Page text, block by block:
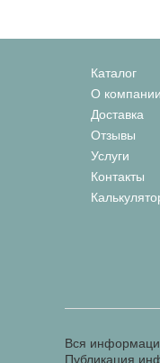
Каталог
О компании
Доставка
Отзывы
Услуги
Контакты
Вся
Публикация